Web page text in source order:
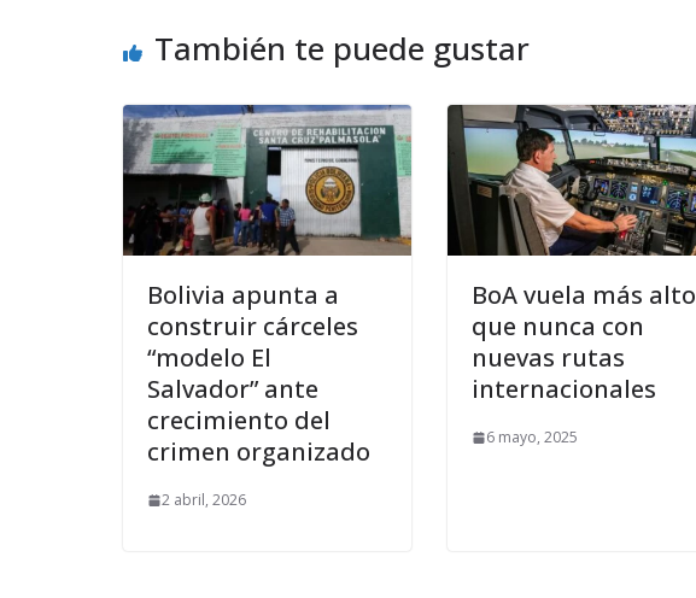
También te puede gustar
Bolivia apunta a
construir cárceles
“modelo El
Salvador” ante
crecimiento del
crimen organizado
2 abril, 2026
BoA vuela más alto
que nunca con
nuevas rutas
internacionales
6 mayo, 2025